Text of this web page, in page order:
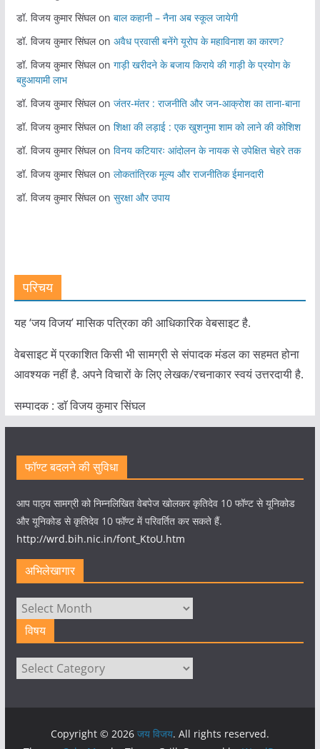
डॉ. विजय कुमार सिंघलon बाल कहानी – नैना अब स्कूल जायेगी
डॉ. विजय कुमार सिंघलon अवैध प्रवासी बनेंगे यूरोप के महाविनाश का कारण?
डॉ. विजय कुमार सिंघलon गाड़ी खरीदने के बजाय किराये की गाड़ी के प्रयोग के
बहुआयामी लाभ
डॉ. विजय कुमार सिंघलon जंतर-मंतर : राजनीति और जन-आक्रोश का ताना-बाना
डॉ. विजय कुमार सिंघलon शिक्षा की लड़ाई : एक खुशनुमा शाम को लाने की कोशिश
डॉ. विजय कुमार सिंघलon विनय कटियारः आंदोलन के नायक से उपेक्षित चेहरे तक
डॉ. विजय कुमार सिंघलon लोकतांत्रिक मूल्य और राजनीतिक ईमानदारी
डॉ. विजय कुमार सिंघलon सुरक्षा और उपाय
परिचय
यह ‘जय विजय’ मासिक पत्रिका की आधिकारिक वेबसाइट है.
वेबसाइट में प्रकाशित किसी भी सामग्री से संपादक मंडल का सहमत होना
आवश्यक नहीं है. अपने विचारों के लिए लेखक/रचनाकार स्वयं उत्तरदायी है.
सम्पादक : डाॅ विजय कुमार सिंघल
फॉण्ट बदलने की सुविधा
आप पाठ्य सामग्री को निम्नलिखित वेबपेज खोलकर कृतिदेव 10 फॉण्ट से यूनिकोड
और यूनिकोड से कृतिदेव 10 फॉण्ट में परिवर्तित कर सकते हैं.
http://wrd.bih.nic.in/font_KtoU.htm
अभिलेखागार
अभिलेखागार
विषय
विषय
Copyright © 2026 जय विजय. All rights reserved.